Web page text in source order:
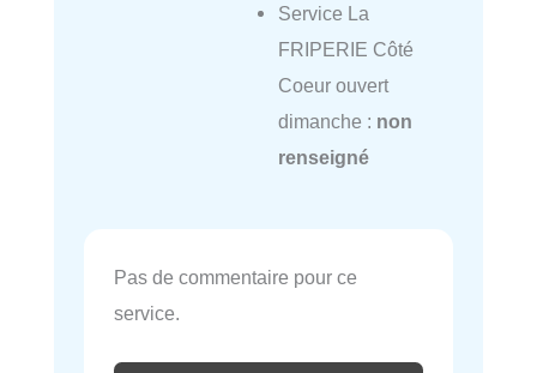
Service La
FRIPERIE Côté
Coeur ouvert
dimanche : non
renseigné
Pas de commentaire pour ce
service.